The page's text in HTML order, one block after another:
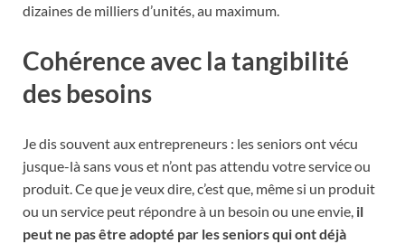
dizaines de milliers d’unités, au maximum.
Cohérence avec la tangibilité
des besoins
Je dis souvent aux entrepreneurs : les seniors ont vécu
jusque-là sans vous et n’ont pas attendu votre service ou
produit. Ce que je veux dire, c’est que, même si un produit
ou un service peut répondre à un besoin ou une envie, il
peut ne pas être adopté par les seniors qui ont déjà